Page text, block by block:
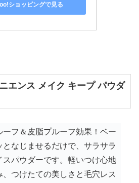
ショッピングで見る
エンス メイク キープ パウダ
ーフ＆皮脂プルーフ効果！ベー
なじませるだけで、サラサラ
パウダーです。 軽いつけ心地
つけたての美しさと毛穴レス